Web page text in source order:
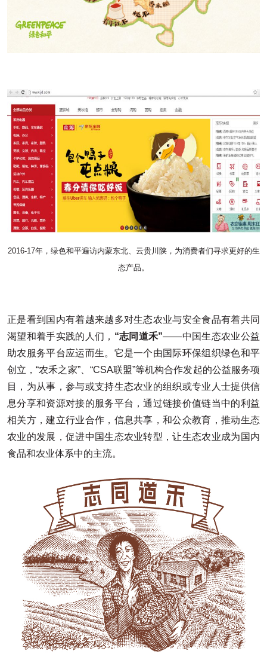
2016-17年，绿色和平遍访内蒙东北、云贵川陕，为消费者们寻求更好的生
态产品。
正是看到国内有着越来越多对生态农业与安全食品有着共同
渴望和着手实践的人们， “志同道禾”——中国生态农业公益
助农服务平台应运而生。它是一个由国际环保组织绿色和平
创立，“农禾之家”、“CSA联盟”等机构合作发起的公益服务项
目，为从事，参与或支持生态农业的组织或专业人士提供信
息分享和资源对接的服务平台，通过链接价值链当中的利益
相关方，建立行业合作，信息共享，和公众教育，推动生态
农业的发展，促进中国生态农业转型，让生态农业成为国内
食品和农业体系中的主流。